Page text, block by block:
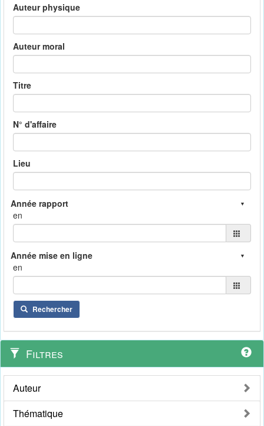
Auteur physique
Auteur moral
Titre
N° d'affaire
Lieu
en
en
Rechercher
Filtres
Auteur
Thématique